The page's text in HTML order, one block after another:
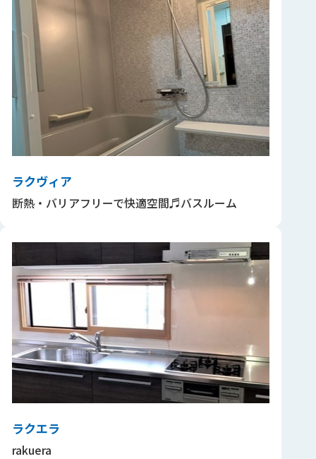
ラクヴィア
断熱・バリアフリーで快適空間♬バスルーム
ラクエラ
rakuera